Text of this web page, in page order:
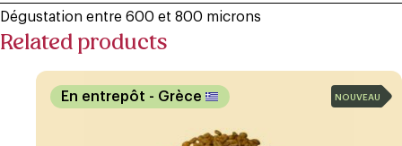
Dégustation entre 600 et 800 microns
Related products
En entrepôt - Grèce NOUVEAU